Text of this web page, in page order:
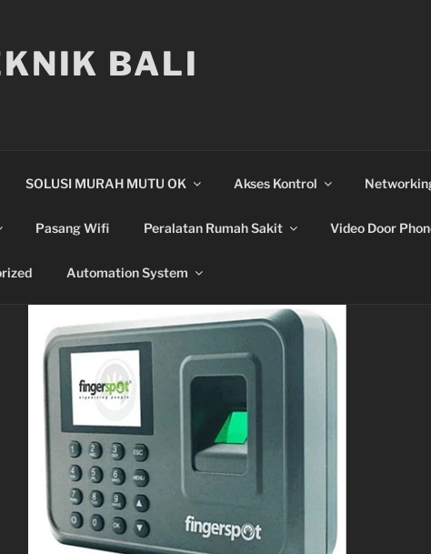
BALI
SOLUSI MURAH MUTU OK Akses Kontrol
Pasang Wifi Peralatan Rumah Sakit Video Door
Automation System